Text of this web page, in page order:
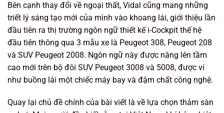
Bên cạnh thay đổi về ngoại thất, Vidal cũng mang những
triết lý sáng tạo mới của mình vào khoang lái, giới thiệu lần
đầu tiên ra thị trường ngôn ngữ thiết kế i-Cockpit thế hệ
đầu tiên thông qua 3 mẫu xe là Peugeot 308, Peugeot 208
và SUV Peugeot 2008. Ngôn ngữ này được nâng lên tầm
cao mới trên bộ đôi SUV Peugeot 3008 và 5008, được ví
như buồng lái một chiếc máy bay và đậm chất công nghệ.
Quay lại chủ đề chính của bài viết là về lựa chọn thảm sàn